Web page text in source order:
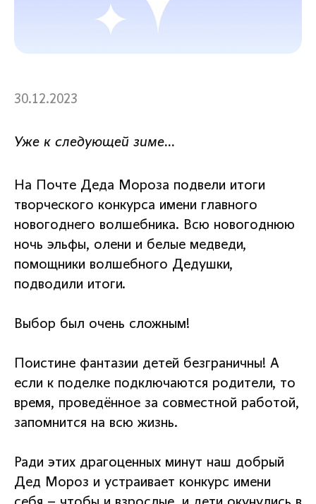
30.12.2023
Уже к следующей зиме…
На Почте Деда Мороза подвели итоги
творческого конкурса имени главного
новогоднего волшебника. Всю новогоднюю
ночь эльфы, олени и белые медведи,
помощники волшебного Дедушки,
подводили итоги.
Выбор был очень сложным!
Поистине фантазии детей безграничны! А
если к поделке подключаются родители, то
время, проведённое за совместной работой,
запомнится на всю жизнь.
Ради этих драгоценных минут наш добрый
Дед Мороз и устраивает конкурс имени